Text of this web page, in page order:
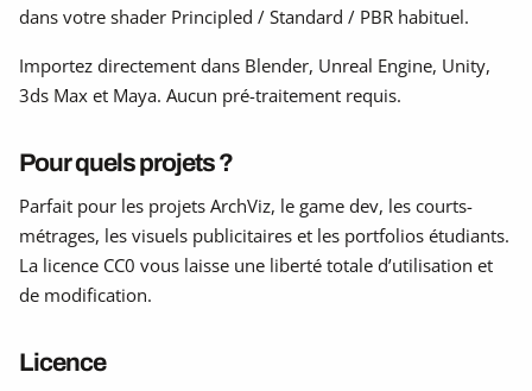
dans votre shader Principled / Standard / PBR habituel.
Importez directement dans Blender, Unreal Engine, Unity,
3ds Max et Maya. Aucun pré-traitement requis.
Pour quels projets ?
Parfait pour les projets ArchViz, le game dev, les courts-
métrages, les visuels publicitaires et les portfolios étudiants.
La licence CC0 vous laisse une liberté totale d’utilisation et
de modification.
Licence